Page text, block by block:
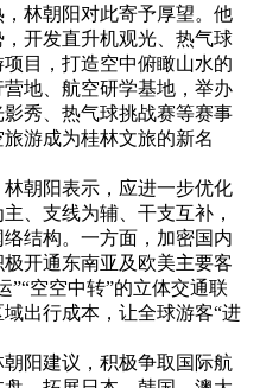
林朝阳对此寄予厚望。他
开发直升机观光、热气球
目，打造空中俯瞰山水的
地、航空研学基地，举办
秀、热气球挑战赛等赛事
游成为桂林文旅的新名
朝阳表示，应进一步优化
、支线为辅、干支互补，
结构。一方面，加密国内
开通东南亚及欧美主要客
”“空空中转”的立体交通联
出行成本，让全球游客“进
阳建议，积极争取国际航